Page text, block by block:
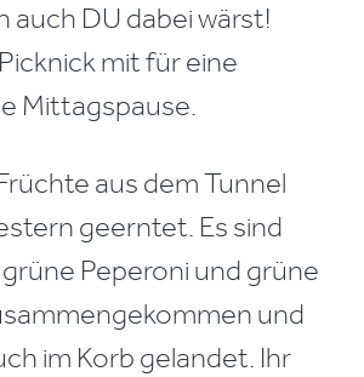
auch DU dabei wärst!
mit für eine
Mittagspause.
aus dem Tunnel
geerntet. Es sind
Peperoni und grüne
und
im Korb gelandet. Ihr